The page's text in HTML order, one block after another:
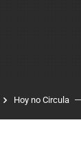
Hoy no Circula